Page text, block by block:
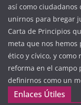
así como ciudadanos
unirnos para bregar
Carta de Principios
meta que nos
ético y cívico, y como
reforma en el campo
definirnos como un
Enlaces Útiles